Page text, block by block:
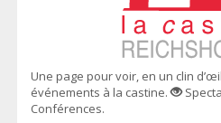
Une page pour voir, en un clin
événements à la castine.
Conférences.